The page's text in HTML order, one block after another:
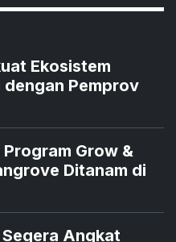
Ekosistem
dengan Pemprov
Program Grow &
Ditanam di
Segera Angkat